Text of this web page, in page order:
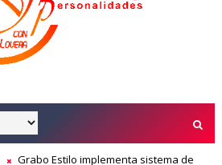
Grabo Estilo implementa sistema de